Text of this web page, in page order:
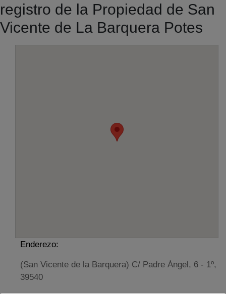
registro de la Propiedad de San
Vicente de La Barquera Potes
Enderezo:
(San Vicente de la Barquera) C/ Padre Ángel, 6 - 1º,
39540